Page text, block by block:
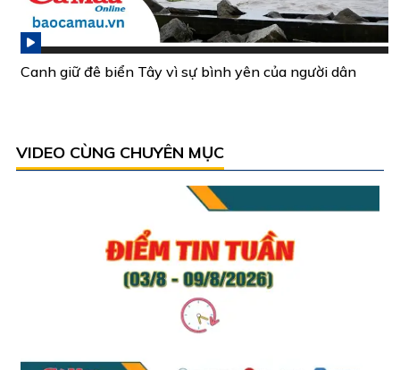
Canh giữ đê biển Tây vì sự bình yên của người dân
VIDEO CÙNG CHUYÊN MỤC